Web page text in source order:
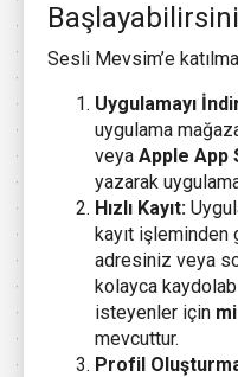
Sesli Mevsim’e
Uygulamayı
uygulama
veya Apple App
yazarak
Hızlı Kayıt:
kayıt
adresiniz veya
kolayca
isteyenler için
mevcuttur.
Profil